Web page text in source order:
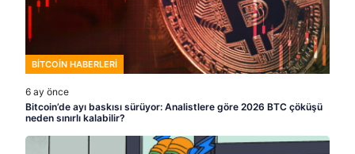
BITCOIN HABERLERI
6 ay önce
Bitcoin’de ayı baskısı sürüyor: Analistlere göre 2026 BTC çöküşü
neden sınırlı kalabilir?